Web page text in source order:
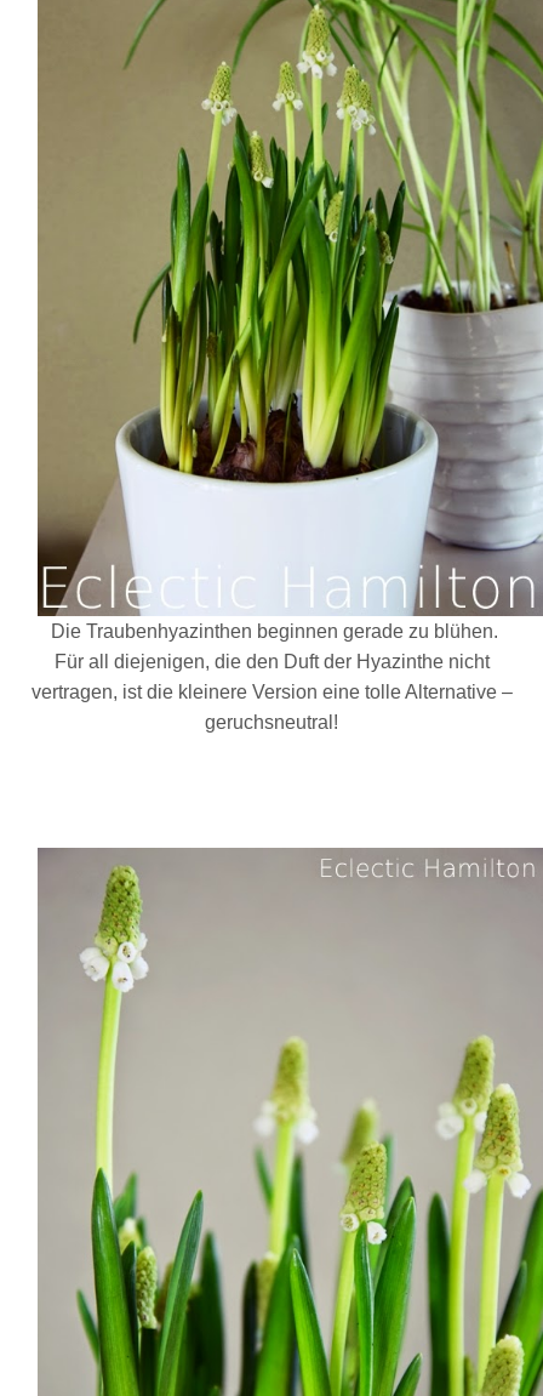
Die Traubenhyazinthen beginnen gerade zu blühen.
Für all diejenigen, die den Duft der Hyazinthe nicht
vertragen, ist die kleinere Version eine tolle Alternative –
geruchsneutral!